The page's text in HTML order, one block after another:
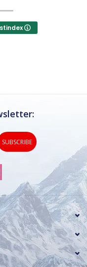
kleine
van werd
SUBSCRIBE